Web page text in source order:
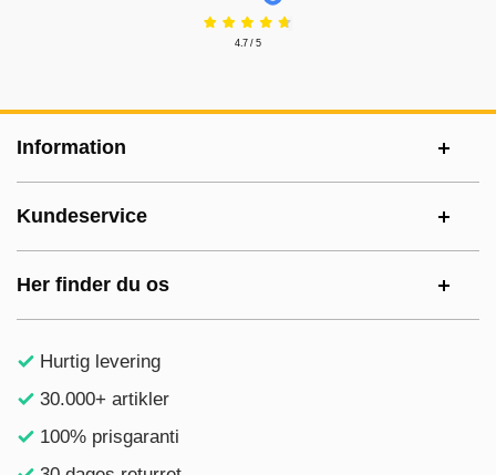
4.7 / 5
Information
Kundeservice
Her finder du os
Hurtig levering
30.000+ artikler
100% prisgaranti